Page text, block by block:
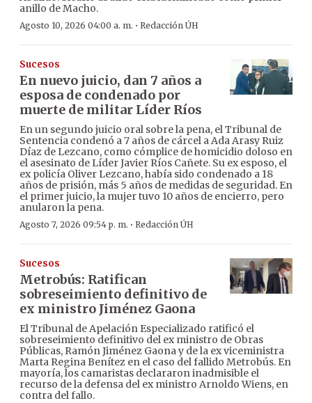
anillo de Macho.
Agosto 10, 2026 04:00 a. m. · Redacción ÚH
Sucesos
En nuevo juicio, dan 7 años a
esposa de condenado por
muerte de militar Líder Ríos
En un segundo juicio oral sobre la pena, el Tribunal de
Sentencia condenó a 7 años de cárcel a Ada Arasy Ruiz
Díaz de Lezcano, como cómplice de homicidio doloso en
el asesinato de Líder Javier Ríos Cañete. Su ex esposo, el
ex policía Oliver Lezcano, había sido condenado a 18
años de prisión, más 5 años de medidas de seguridad. En
el primer juicio, la mujer tuvo 10 años de encierro, pero
anularon la pena.
Agosto 7, 2026 09:54 p. m. · Redacción ÚH
Sucesos
Metrobús: Ratifican
sobreseimiento definitivo de
ex ministro Jiménez Gaona
El Tribunal de Apelación Especializado ratificó el
sobreseimiento definitivo del ex ministro de Obras
Públicas, Ramón Jiménez Gaona y de la ex viceministra
Marta Regina Benítez en el caso del fallido Metrobús. En
mayoría, los camaristas declararon inadmisible el
recurso de la defensa del ex ministro Arnoldo Wiens, en
contra del fallo.